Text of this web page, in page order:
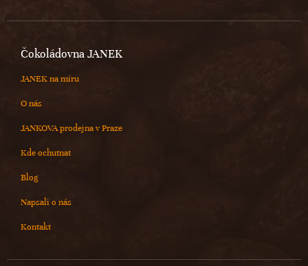
Čokoládovna JANEK
JANEK na míru
O nás
JANKOVA prodejna v Praze
Kde ochutnat
Blog
Napsali o nás
Kontakt